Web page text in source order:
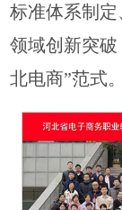
标准体系制
领域创新突
北电商”范式。